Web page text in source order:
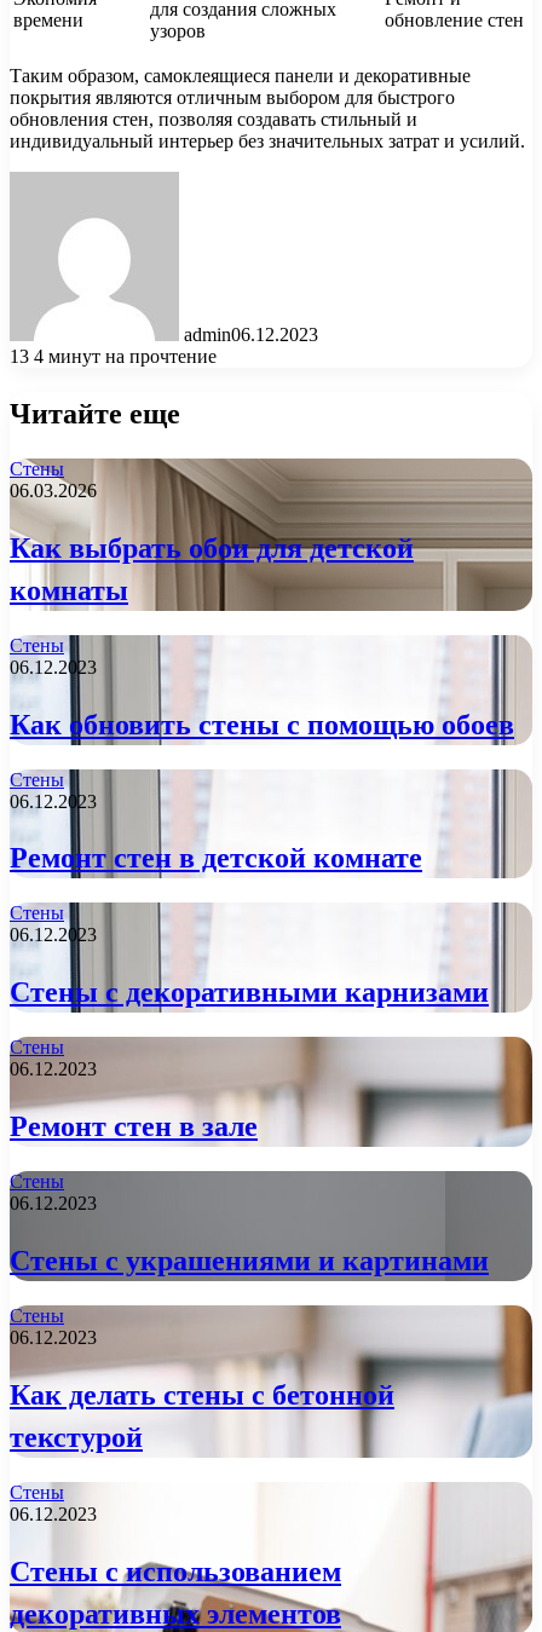
времени
для создания сложных
узоров
обновление стен
Таким образом, самоклеящиеся панели и декоративные
покрытия являются отличным выбором для быстрого
обновления стен, позволяя создавать стильный и
индивидуальный интерьер без значительных затрат и усилий.
admin06.12.2023
13 4 минут на прочтение
Читайте еще
Стены
06.03.2026
Как выбрать обои для детской
комнаты
Стены
06.12.2023
Как обновить стены с помощью обоев
Стены
06.12.2023
Ремонт стен в детской комнате
Стены
06.12.2023
Стены с декоративными карнизами
Стены
06.12.2023
Ремонт стен в зале
Стены
06.12.2023
Стены с украшениями и картинами
Стены
06.12.2023
Как делать стены с бетонной
текстурой
Стены
06.12.2023
Стены с использованием
декоративных элементов